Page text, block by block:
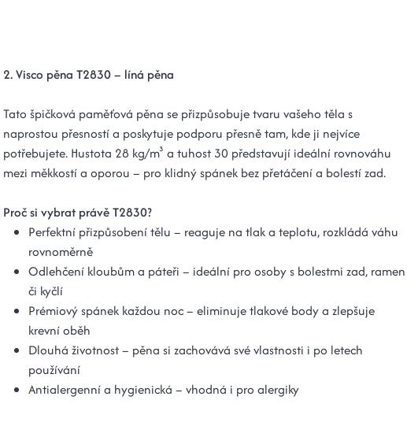
2. Visco pěna T2830 – líná pěna
Tato špičková paměťová pěna se přizpůsobuje tvaru vašeho těla s
naprostou přesností a poskytuje podporu přesně tam, kde ji nejvíce
potřebujete. Hustota 28 kg/m³ a tuhost 30 představují ideální rovnováhu
mezi měkkostí a oporou – pro klidný spánek bez přetáčení a bolestí zad.
Proč si vybrat právě T2830?
Perfektní přizpůsobení tělu – reaguje na tlak a teplotu, rozkládá váhu
rovnoměrně
Odlehčení kloubům a páteři – ideální pro osoby s bolestmi zad, ramen
či kyčlí
Prémiový spánek každou noc – eliminuje tlakové body a zlepšuje
krevní oběh
Dlouhá životnost – pěna si zachovává své vlastnosti i po letech
používání
Antialergenní a hygienická – vhodná i pro alergiky